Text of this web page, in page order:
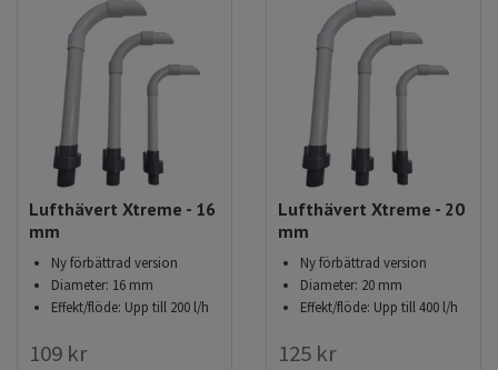
Lufthävert Xtreme - 16
mm
Ny förbättrad version
Diameter: 16 mm
Effekt/flöde: Upp till 200 l/h
109 kr
Lufthävert Xtreme - 20
mm
Ny förbättrad version
Diameter: 20 mm
Effekt/flöde: Upp till 400 l/h
125 kr